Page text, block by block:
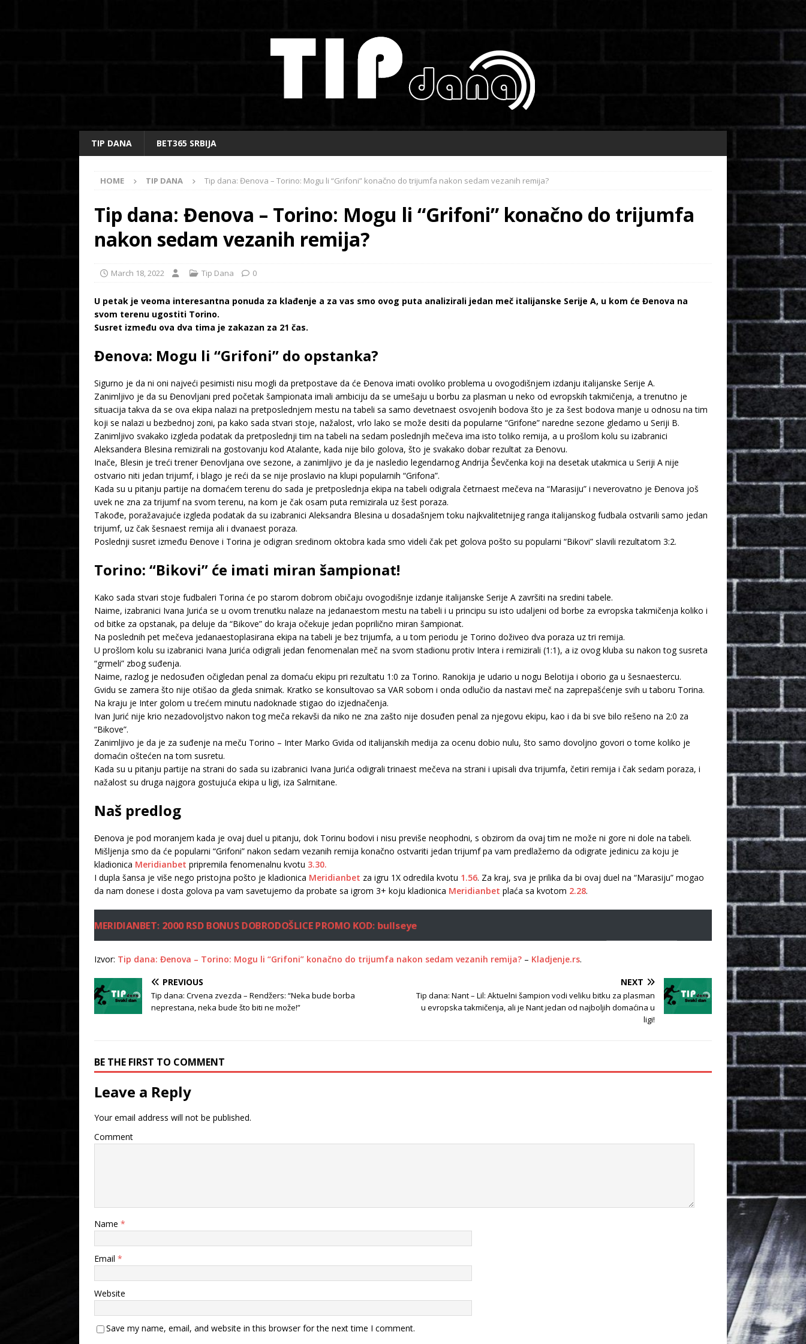
TIP DANA BET365 SRBIJA
HOME TIP DANA Tip dana: Đenova – Torino: Mogu li “Grifoni” konačno do trijumfa nakon sedam vezanih remija?
Tip dana: Đenova – Torino: Mogu li “Grifoni” konačno do trijumfa
nakon sedam vezanih remija?
March 18, 2022 Tip Dana 0
U petak je veoma interesantna ponuda za klađenje a za vas smo ovog puta analizirali jedan meč italijanske Serije A, u kom će Đenova na
svom terenu ugostiti Torino.
Susret između ova dva tima je zakazan za 21 čas.
Đenova: Mogu li “Grifoni” do opstanka?
Sigurno je da ni oni najveći pesimisti nisu mogli da pretpostave da će Đenova imati ovoliko problema u ovogodišnjem izdanju italijanske Serije A.
Zanimljivo je da su Đenovljani pred početak šampionata imali ambiciju da se umešaju u borbu za plasman u neko od evropskih takmičenja, a trenutno je
situacija takva da se ova ekipa nalazi na pretposlednjem mestu na tabeli sa samo devetnaest osvojenih bodova što je za šest bodova manje u odnosu na tim
koji se nalazi u bezbednoj zoni, pa kako sada stvari stoje, nažalost, vrlo lako se može desiti da popularne “Grifone” naredne sezone gledamo u Seriji B.
Zanimljivo svakako izgleda podatak da pretposlednji tim na tabeli na sedam poslednjih mečeva ima isto toliko remija, a u prošlom kolu su izabranici
Aleksandera Blesina remizirali na gostovanju kod Atalante, kada nije bilo golova, što je svakako dobar rezultat za Đenovu.
Inače, Blesin je treći trener Đenovljana ove sezone, a zanimljivo je da je nasledio legendarnog Andrija Ševčenka koji na desetak utakmica u Seriji A nije
ostvario niti jedan trijumf, i blago je reći da se nije proslavio na klupi popularnih “Grifona”.
Kada su u pitanju partije na domaćem terenu do sada je pretposlednja ekipa na tabeli odigrala četrnaest mečeva na “Marasiju” i neverovatno je Đenova još
uvek ne zna za trijumf na svom terenu, na kom je čak osam puta remizirala uz šest poraza.
Takođe, poražavajuće izgleda podatak da su izabranici Aleksandra Blesina u dosadašnjem toku najkvalitetnijeg ranga italijanskog fudbala ostvarili samo jedan
trijumf, uz čak šesnaest remija ali i dvanaest poraza.
Poslednji susret između Đenove i Torina je odigran sredinom oktobra kada smo videli čak pet golova pošto su popularni “Bikovi” slavili rezultatom 3:2.
Torino: “Bikovi” će imati miran šampionat!
Kako sada stvari stoje fudbaleri Torina će po starom dobrom običaju ovogodišnje izdanje italijanske Serije A završiti na sredini tabele.
Naime, izabranici Ivana Jurića se u ovom trenutku nalaze na jedanaestom mestu na tabeli i u principu su isto udaljeni od borbe za evropska takmičenja koliko i
od bitke za opstanak, pa deluje da “Bikove” do kraja očekuje jedan poprilično miran šampionat.
Na poslednih pet mečeva jedanaestoplasirana ekipa na tabeli je bez trijumfa, a u tom periodu je Torino doživeo dva poraza uz tri remija.
U prošlom kolu su izabranici Ivana Jurića odigrali jedan fenomenalan meč na svom stadionu protiv Intera i remizirali (1:1), a iz ovog kluba su nakon tog susreta
“grmeli” zbog suđenja.
Naime, razlog je nedosuđen očigledan penal za domaću ekipu pri rezultatu 1:0 za Torino. Ranokija je udario u nogu Belotija i oborio ga u šesnaestercu.
Gvidu se zamera što nije otišao da gleda snimak. Kratko se konsultovao sa VAR sobom i onda odlučio da nastavi meč na zaprepašćenje svih u taboru Torina.
Na kraju je Inter golom u trećem minutu nadoknade stigao do izjednačenja.
Ivan Jurić nije krio nezadovoljstvo nakon tog meča rekavši da niko ne zna zašto nije dosuđen penal za njegovu ekipu, kao i da bi sve bilo rešeno na 2:0 za
“Bikove”.
Zanimljivo je da je za suđenje na meču Torino – Inter Marko Gvida od italijanskih medija za ocenu dobio nulu, što samo dovoljno govori o tome koliko je
domaćin oštećen na tom susretu.
Kada su u pitanju partije na strani do sada su izabranici Ivana Jurića odigrali trinaest mečeva na strani i upisali dva trijumfa, četiri remija i čak sedam poraza, i
nažalost su druga najgora gostujuća ekipa u ligi, iza Salrnitane.
Naš predlog
Đenova je pod moranjem kada je ovaj duel u pitanju, dok Torinu bodovi i nisu previše neophodni, s obzirom da ovaj tim ne može ni gore ni dole na tabeli.
Mišljenja smo da će popularni “Grifoni” nakon sedam vezanih remija konačno ostvariti jedan trijumf pa vam predlažemo da odigrate jedinicu za koju je
kladionica Meridianbet pripremila fenomenalnu kvotu 3.30.
I dupla šansa je više nego pristojna pošto je kladionica Meridianbet za igru 1X odredila kvotu 1.56. Za kraj, sva je prilika da bi ovaj duel na “Marasiju” mogao
da nam donese i dosta golova pa vam savetujemo da probate sa igrom 3+ koju kladionica Meridianbet plaća sa kvotom 2.28.
MERIDIANBET: 2000 RSD BONUS DOBRODOŠLICE PROMO KOD: bullseye
Izvor: Tip dana: Đenova – Torino: Mogu li “Grifoni” konačno do trijumfa nakon sedam vezanih remija? – Kladjenje.rs.
PREVIOUS
Tip dana: Crvena zvezda – Rendžers: “Neka bude borba
neprestana, neka bude što biti ne može!”
NEXT
Tip dana: Nant – Lil: Aktuelni šampion vodi veliku bitku za plasman
u evropska takmičenja, ali je Nant jedan od najboljih domaćina u
ligi!
BE THE FIRST TO COMMENT
Leave a Reply
Your email address will not be published.
Comment
Name *
Email *
Website
Save my name, email, and website in this browser for the next time I comment.